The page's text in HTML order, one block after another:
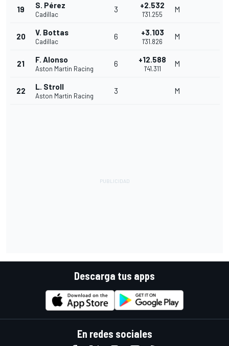
19 S. Pérez
Cadillac
3 +2.532
1'31.255
M
20 V. Bottas
Cadillac
6 +3.103
1'31.826
M
21 F. Alonso
Aston Martin Racing
6 +12.588
1'41.311
M
22 L. Stroll
Aston Martin Racing
3 M
Descarga tus apps
En redes sociales